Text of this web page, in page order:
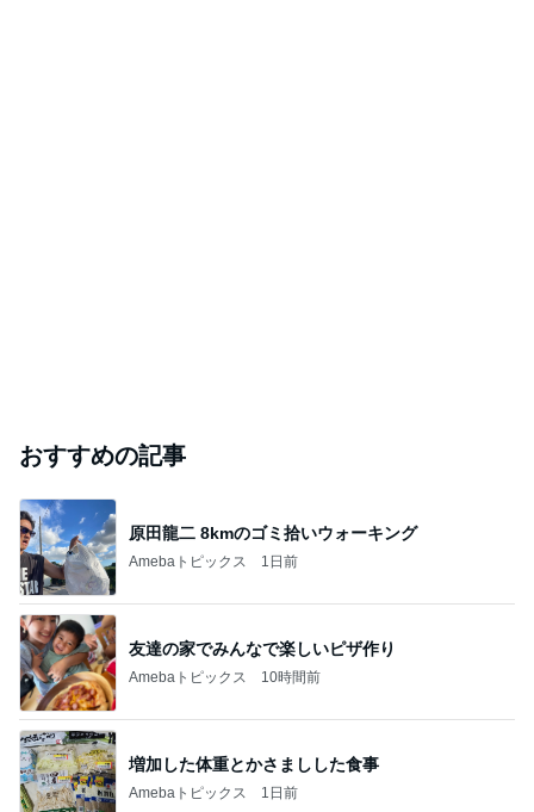
おすすめの記事
原田龍二 8kmのゴミ拾いウォーキング
Amebaトピックス 1日前
友達の家でみんなで楽しいピザ作り
Amebaトピックス 10時間前
増加した体重とかさましした食事
Amebaトピックス 1日前